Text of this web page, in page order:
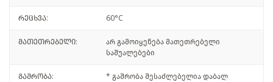
რეცხვა: 60°C
მათეთრებელი:
არ გამოიყენება მათეთრებელი
საშუალებები
გაშრობა:
* გაშრობა შესაძლებელია დაბალ